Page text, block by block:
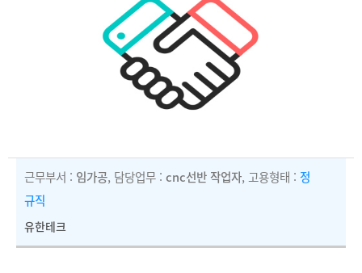
근무부서 : 임가공, 담당업무 : cnc선반 작업자, 고용형태 : 정
규직
유한테크